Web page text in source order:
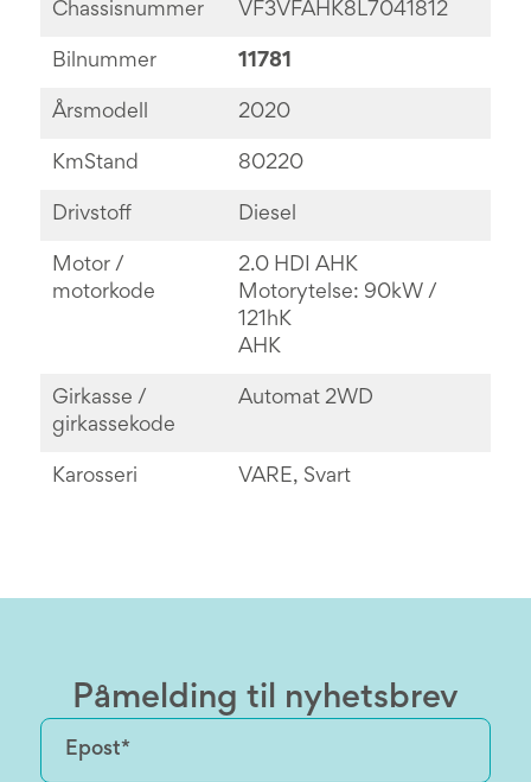
Chassisnummer VF3VFAHK8L7041812
Bilnummer 11781
Årsmodell 2020
KmStand 80220
Drivstoff Diesel
Motor /
motorkode
2.0 HDI AHK
Motorytelse: 90kW /
121hK
AHK
Girkasse /
girkassekode
Automat 2WD
Karosseri VARE, Svart
Påmelding til nyhetsbrev